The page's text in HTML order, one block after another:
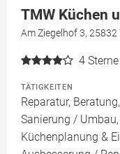
TMW Küchen
Am Ziegelhof 3,
4
TÄTIGKEITEN
Reparatur,
Sanierung /
Küchenplanung &